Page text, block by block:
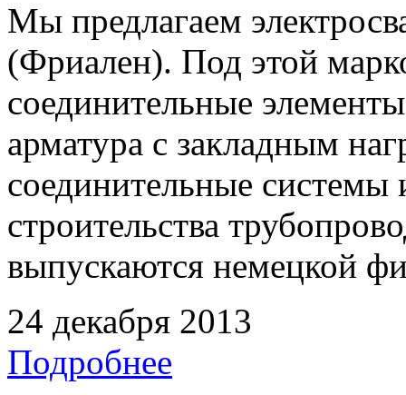
Мы предлагаем
(Фриален). Под этой
соединительные
арматура с закладным
соединительные системы
строительства
выпускаются немецкой
24 декабря 2013
Подробнее